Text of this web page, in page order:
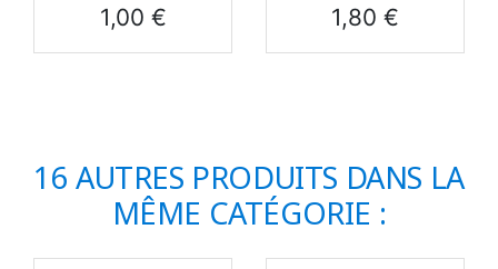
Prix
1,00 € Prix
1,80 €
16 AUTRES PRODUITS DANS LA
MÊME CATÉGORIE :